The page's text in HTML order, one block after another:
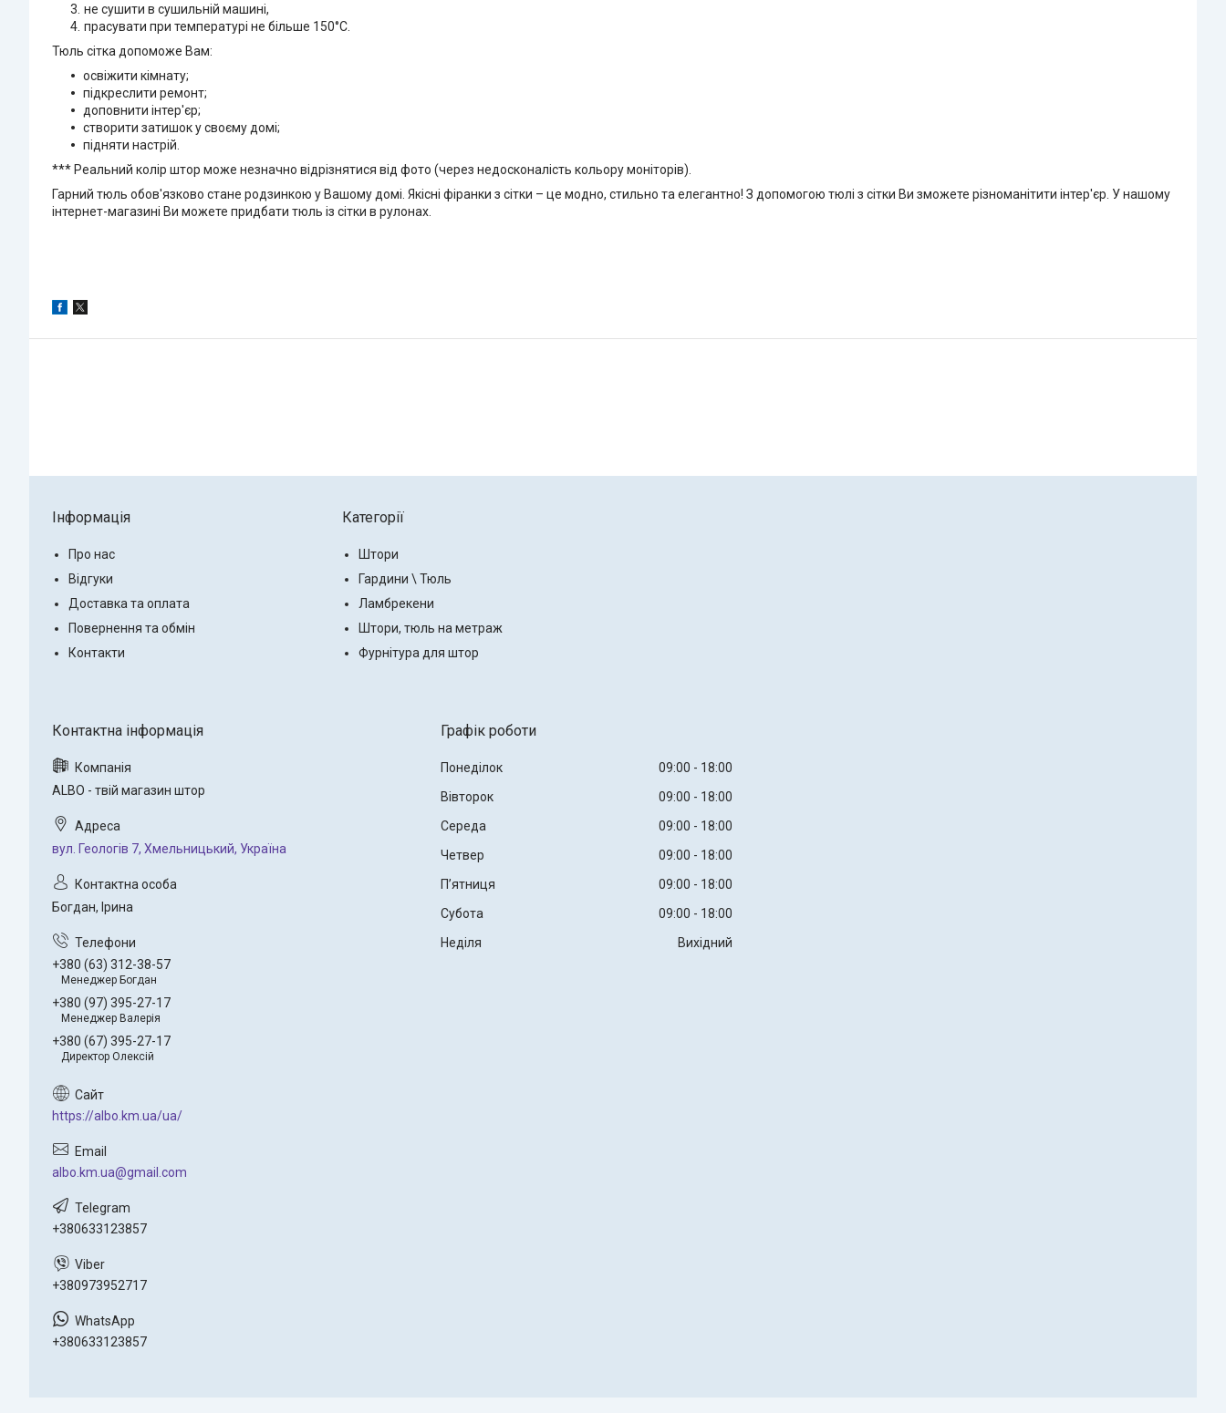
не сушити в сушильній машині,
прасувати при температурі не більше 150°C.
Тюль сітка допоможе Вам:
освіжити кімнату;
підкреслити ремонт;
доповнити інтер'єр;
створити затишок у своєму домі;
підняти настрій.
*** Реальний колір штор може незначно відрізнятися від фото (через недосконалість кольору моніторів).
Гарний тюль обов'язково стане родзинкою у Вашому домі. Якісні фіранки з сітки – це модно, стильно та елегантно! З допомогою тюлі з сітки Ви зможете різноманітити інтер'єр. У нашому
інтернет-магазині Ви можете придбати тюль із сітки в рулонах.
Інформація
Про нас
Відгуки
Доставка та оплата
Повернення та обмін
Контакти
Категорії
Штори
Гардини \ Тюль
Ламбрекени
Штори, тюль на метраж
Фурнітура для штор
ALBO - твій магазин штор
вул. Геологів 7, Хмельницький, Україна
Богдан, Ірина
+380 (63) 312-38-57
Менеджер Богдан
+380 (97) 395-27-17
Менеджер Валерія
+380 (67) 395-27-17
Директор Олексій
https://albo.km.ua/ua/
albo.km.ua@gmail.com
+380633123857
+380973952717
+380633123857
Графік роботи
Понеділок 09:00
18:00
Вівторок
09:00
18:00
Середа
09:00
18:00
Четвер
09:00
18:00
Пʼятниця
09:00
18:00
Субота
09:00
18:00
Неділя
Вихідний